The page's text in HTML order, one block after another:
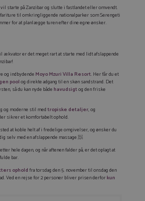
starte på Zanzibar og slutte i fastlandet eller omvendt.
til omkringliggende nationalparker som Serengeti
for at planlægge turen efter dine egne ønsker.
ækvator er det meget rart at starte med lidt afslappende
og indbydendeMoyo Mzuri Villa Resort. Her får du et
poolog direkte adgang til en skøn sandstrand. Det
så du kan nyde bådehavudsigtog den friske
og moderne stil medtropiske detaljer, og
sikrer et komfortabelt ophold.
at koble helt af i fredelige omgivelser, og ønsker du
med en afslappende massage 🧖
hele dagen, og når aftenen falder på, er det oplagt at
bar.
opholdfra torsdag den 5. november til onsdag den
Ved en rejse for 2 personer bliver prisen derforkun